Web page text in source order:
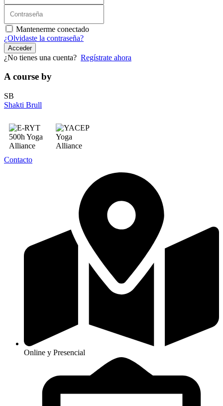
Mantenerme conectado
¿Olvidaste la contraseña?
Acceder
¿No tienes una cuenta? Regístrate ahora
A course by
SB
Shakti Brull
Contacto
Online y Presencial